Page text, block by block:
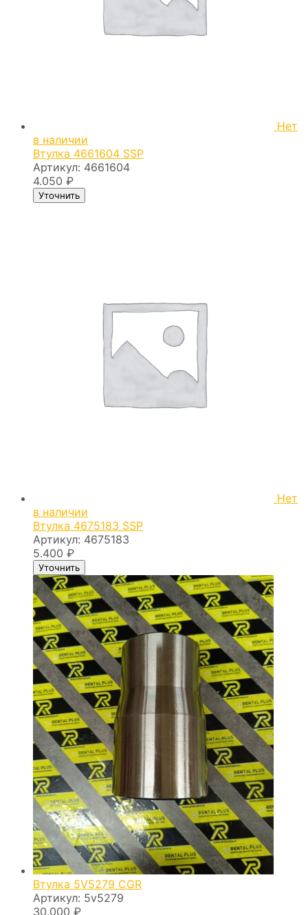
Нет
в наличии
Втулка 4661604 SSP
Артикул: 4661604
4.050 ₽
Уточнить
Нет
в наличии
Втулка 4675183 SSP
Артикул: 4675183
5.400 ₽
Уточнить
Втулка 5V5279 CGR
Артикул: 5v5279
30.000 ₽